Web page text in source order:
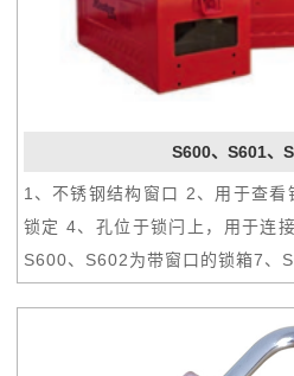
S600、S601、
1、不锈钢结构窗口 2、用于查
锁定 4、孔位于锁闩上，用于连
S600、S602为带窗口的锁箱7、